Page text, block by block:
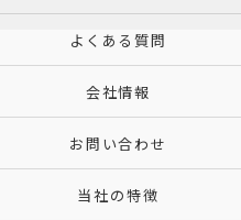
よくある質問
会社情報
お問い合わせ
当社の特徴